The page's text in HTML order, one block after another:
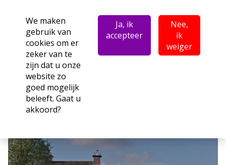
We maken
gebruik van
cookies om er
zeker van te
zijn dat u onze
website zo
goed mogelijk
beleeft. Gaat u
akkoord?
Ja, ik
accepteer
Nee,
ik
weiger